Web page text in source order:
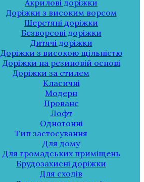
Акрилові доріжки
Доріжки з високим ворсом
Шерстяні доріжки
Безворсові доріжки
Дитячі доріжки
Доріжки з високою щільністю
Доріжки на резиновій основі
Доріжки за стилем
Класичні
Модерн
Прованс
Лофт
Однотонні
Тип застосування
Для дому
Для громадських приміщень
Брудозахисні доріжки
Для сходів